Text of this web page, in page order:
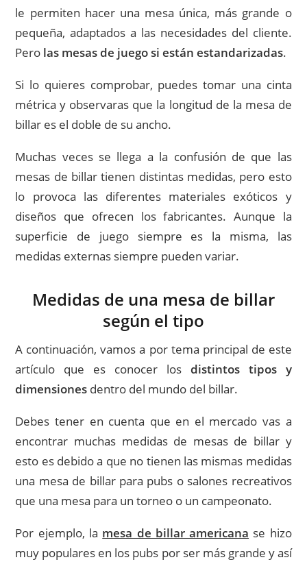
le permiten hacer una mesa única, más grande o
pequeña, adaptados a las necesidades del cliente.
Pero las mesas de juego si están estandarizadas.
Si lo quieres comprobar, puedes tomar una cinta
métrica y observaras que la longitud de la mesa de
billar es el doble de su ancho.
Muchas veces se llega a la confusión de que las
mesas de billar tienen distintas medidas, pero esto
lo provoca las diferentes materiales exóticos y
diseños que ofrecen los fabricantes. Aunque la
superficie de juego siempre es la misma, las
medidas externas siempre pueden variar.
Medidas de una mesa de billar
según el tipo
A continuación, vamos a por tema principal de este
artículo que es conocer los distintos tipos y
dimensiones dentro del mundo del billar.
Debes tener en cuenta que en el mercado vas a
encontrar muchas medidas de mesas de billar y
esto es debido a que no tienen las mismas medidas
una mesa de billar para pubs o salones recreativos
que una mesa para un torneo o un campeonato.
Por ejemplo, la mesa de billar americana se hizo
muy populares en los pubs por ser más grande y así